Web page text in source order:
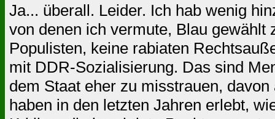
Ja... überall. Leider. Ich hab wenig
von denen ich vermute, Blau
Populisten, keine rabiaten
mit DDR-Sozialisierung. Das sind
dem Staat eher zu misstrauen,
haben in den letzten Jahren erlebt,